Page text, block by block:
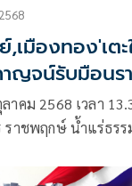
,เมืองทอง'เตะ
ญจน์รับมือนร
ดท้าย
าคม 2568 เวลา
ราชพฤกษ์ น้ำแร่ธรร
ภ์, บริษัท ไทยลีก จำกั